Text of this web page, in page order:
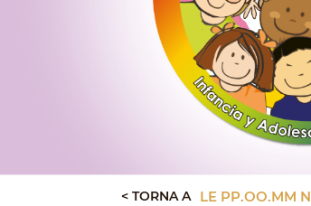
< TORNA A LE PP.OO.MM